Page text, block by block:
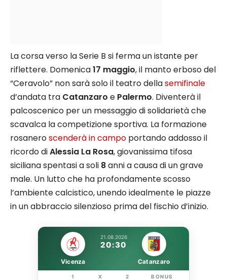
La corsa verso la Serie B si ferma un istante per
riflettere. Domenica17 maggio, il manto erboso del
“Ceravolo” non sarà solo il teatro dellasemifinale
d’andata tra Catanzaro e Palermo. Diventerà il
palcoscenico per un messaggio di solidarietà che
scavalca la competizione sportiva. La formazione
rosaneroscenderà in campo portando addosso il
ricordo diAlessia La Rosa, giovanissima tifosa
siciliana spentasi a soli 8anni a causa di un grave
male. Un lutto che ha profondamente scosso
l’ambiente calcistico, unendo idealmente le piazze
in un abbraccio silenzioso prima del fischio d’inizio.
21.08.2026
20:30
Vicenza Catanzaro
1 X 2 BONUS